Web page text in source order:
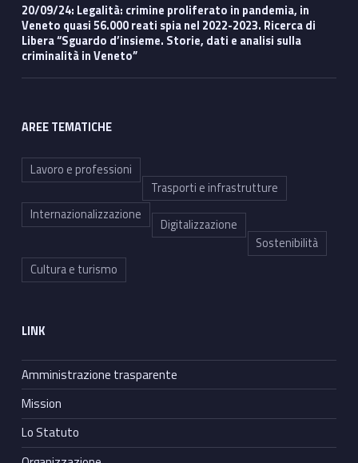
20/09/24: Legalità: crimine proliferato in pandemia, in
Veneto quasi 56.000 reati spia nel 2022-2023. Ricerca di
Libera “Sguardo d’insieme. Storie, dati e analisi sulla
criminalità in Veneto”
AREE TEMATICHE
Lavoro e professioni
Trasporti e infrastrutture
Internazionalizzazione
Digitalizzazione
Sostenibilità
Cultura e turismo
LINK
Amministrazione trasparente
Mission
Lo Statuto